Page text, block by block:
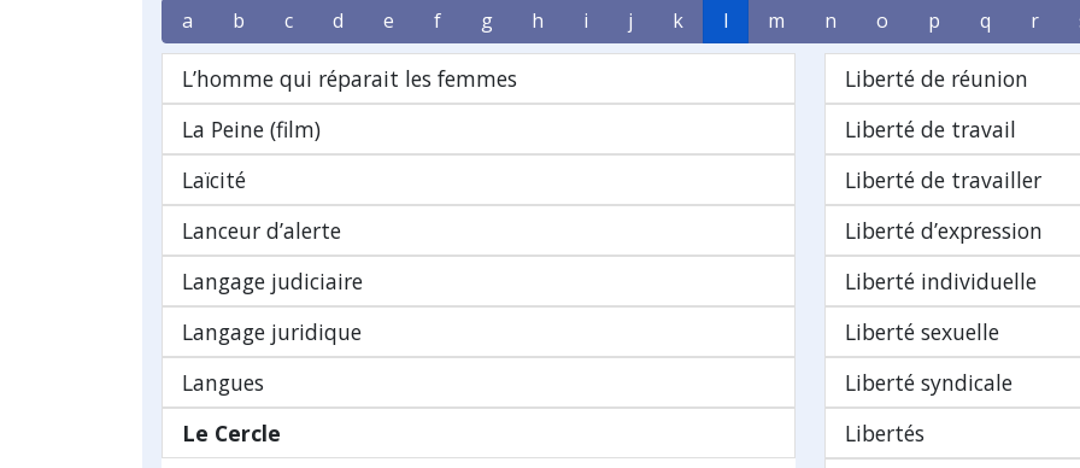
a b c d e f g h i j k l m n o p q r
L’homme qui réparait les femmes
La Peine (film)
Laïcité
Lanceur d’alerte
Langage judiciaire
Langage juridique
Langues
Le Cercle
Liberté de réunion
Liberté de travail
Liberté de travailler
Liberté d’expression
Liberté individuelle
Liberté sexuelle
Liberté syndicale
Libertés